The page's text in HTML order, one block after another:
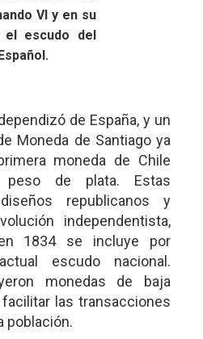
VI y en su
escudo del
de España, y un
Moneda de Santiago ya
moneda de Chile
peso de plata. Estas
republicanos y
independentista,
1834 se incluye por
escudo nacional.
monedas de baja
las transacciones
población.